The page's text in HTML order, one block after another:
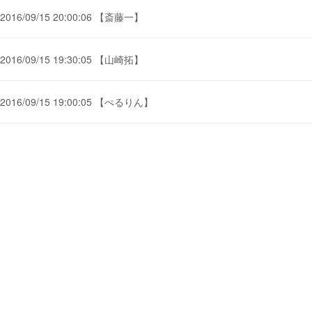
2016/09/15 20:00:06 【斎藤一】
2016/09/15 19:30:05 【山崎拓】
2016/09/15 19:00:05 【ぺるりん】